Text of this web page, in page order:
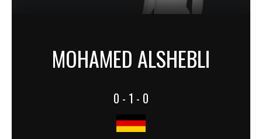
MOHAMED ALSHEBLI
0 - 1 - 0